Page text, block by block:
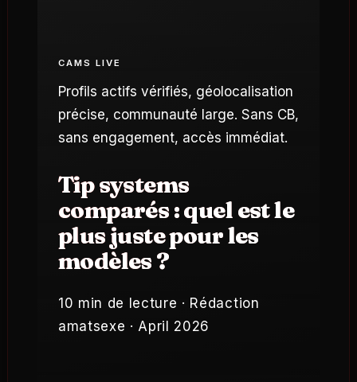
CAMS LIVE
Profils actifs vérifiés, géolocalisation
précise, communauté large. Sans CB,
sans engagement, accès immédiat.
Tip systems
comparés : quel est le
plus juste pour les
modèles ?
10 min de lecture · Rédaction
amatsexe · April 2026